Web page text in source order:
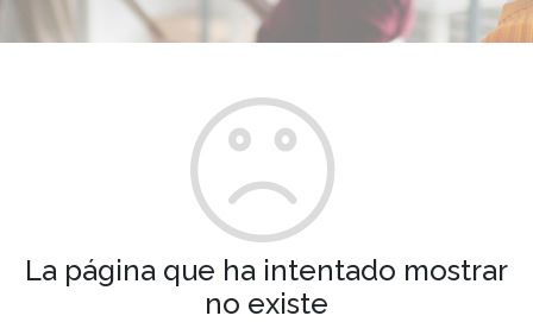
La página que ha intentado mostrar
no existe